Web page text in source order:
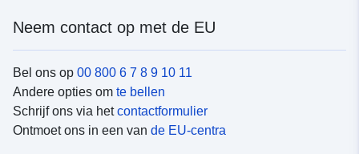
Neem contact op met de EU
Bel ons op 00 800 6 7 8 9 10 11
Andere opties om te bellen
Schrijf ons via hetcontactformulier
Ontmoet ons in een van de EU-centra